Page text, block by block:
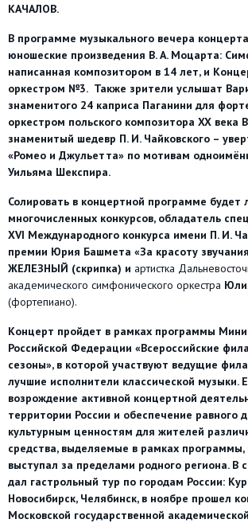
КАЧАЛОВ.
В программе музыкального вечера
юношеские произведения В. А. Моцарта:
написанная композитором в 14 лет, и
оркестром №3. Также зрители услышат
знаменитого 24 каприса Паганини для
оркестром польского композитора XX века
знаменитый шедевр П. И. Чайковского –
«Ромео и Джульетта» по мотивам
Уильяма Шекспира.
Солировать в концертной программе будет
многочисленных конкурсов, обладатель
XVI Международного конкурса имени П. И.
премии Юрия Башмета «За красоту
ЖЕЛЕЗНЫЙ (скрипка) и артистка
академического симфонического оркестра
(фортепиано).
Концерт пройдет в рамках программы
Российской Федерации «Всероссийские
сезоны», в которой участвуют ведущие
лучшие исполнители классической музыки.
возрождение активной концертной
территории России и обеспечение равного
культурным ценностям для жителей
средства, выделяемые в рамках программы,
выступал за пределами родного региона. В
дал гастрольный тур по городам России:
Новосибирск, Челябинск, в ноябре прошел
Московской государственной